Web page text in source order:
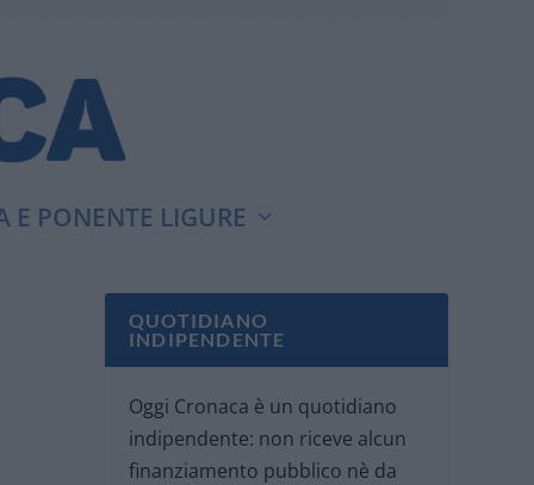
PONENTE LIGURE
QUOTIDIANO
INDIPENDENTE
Oggi Cronaca è un quotidiano
indipendente: non riceve alcun
finanziamento pubblico nè da